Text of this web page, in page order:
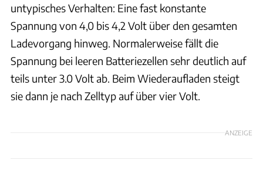
untypisches Verhalten: Eine fast konstante
Spannung von 4,0 bis 4,2 Volt über den gesamten
Ladevorgang hinweg. Normalerweise fällt die
Spannung bei leeren Batteriezellen sehr deutlich auf
teils unter 3.0 Volt ab. Beim Wiederaufladen steigt
sie dann je nach Zelltyp auf über vier Volt.
ANZEIGE